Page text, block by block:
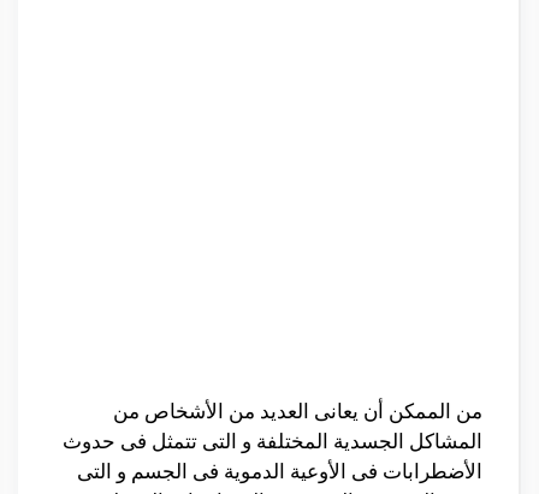
من الممكن أن يعانى العديد من الأشخاص من
المشاكل الجسدية المختلفة و التى تتمثل فى حدوث
الأضطرابات فى الأوعية الدموية فى الجسم و التى